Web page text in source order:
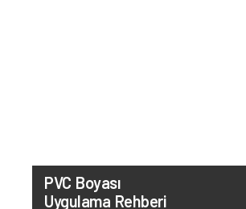
PVC Boyası
Uygulama Rehberi